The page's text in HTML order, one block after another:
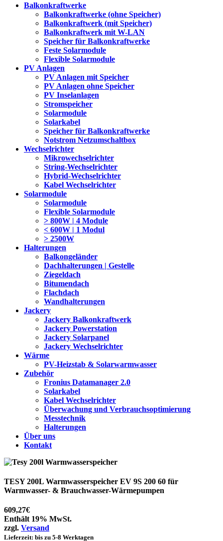
Balkonkraftwerke
Balkonkraftwerke (ohne Speicher)
Balkonkraftwerk (mit Speicher)
Balkonkraftwerk mit W-LAN
Speicher für Balkonkraftwerke
Feste Solarmodule
Flexible Solarmodule
PV Anlagen
PV Anlagen mit Speicher
PV Anlagen ohne Speicher
PV Inselanlagen
Stromspeicher
Solarmodule
Solarkabel
Speicher für Balkonkraftwerke
Notstrom Netzumschaltbox
Wechselrichter
Mikrowechselrichter
String-Wechselrichter
Hybrid-Wechselrichter
Kabel Wechselrichter
Solarmodule
Solarmodule
Flexible Solarmodule
> 800W | 4 Module
< 600W | 1 Modul
> 2500W
Halterungen
Balkongeländer
Dachhalterungen | Gestelle
Ziegeldach
Bitumendach
Flachdach
Wandhalterungen
Jackery
Jackery Balkonkraftwerk
Jackery Powerstation
Jackery Solarpanel
Jackery Wechselrichter
Wärme
PV-Heizstab & Solarwarmwasser
Zubehör
Fronius Datamanager 2.0
Solarkabel
Kabel Wechselrichter
Überwachung und Verbrauchsoptimierung
Messtechnik
Halterungen
Über uns
Kontakt
TESY 200L Warmwasserspeicher EV 9S 200 60 für
Warmwasser- & Brauchwasser-Wärmepumpen
609,27€
Enthält 19% MwSt.
zzgl. Versand
Lieferzeit: bis zu 5-8 Werktagen